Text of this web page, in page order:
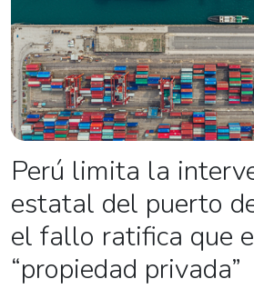
Perú limita la
estatal del puerto
el fallo ratifica que
“propiedad privada”